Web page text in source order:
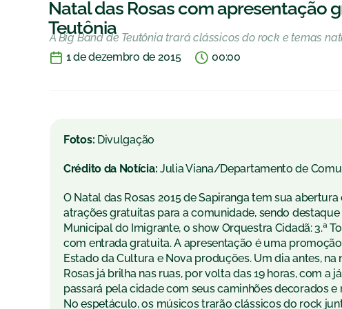
Natal das Rosas com apresentação
Teutônia
A Big Band de Teutônia trará clássicos do rock e temas
1 de dezembro de 2015
00:00
Fotos: Divulgação
Crédito da Notícia: Julia Viana/Departamento de
O Natal das Rosas 2015 de Sapiranga tem sua
atrações gratuitas para a comunidade, sendo
Municipal do Imigrante, o show Orquestra Cidadã: 3.ª
com entrada gratuita. A apresentação é uma
Estado da Cultura e Nova produções. Um dia antes,
Rosas já brilha nas ruas, por volta das 19 horas, com a
passará pela cidade com seus caminhões decorados e
No espetáculo, os músicos trarão clássicos do rock